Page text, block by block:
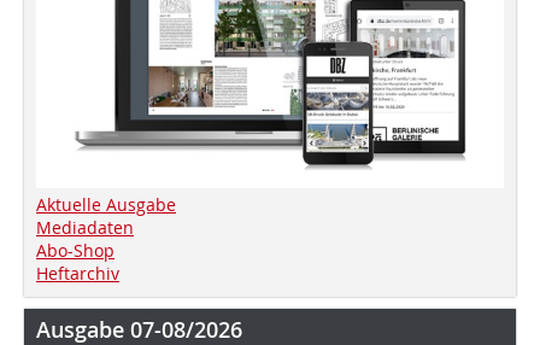
Aktuelle Ausgabe
Mediadaten
Abo-Shop
Heftarchiv
Ausgabe 07-08/2026